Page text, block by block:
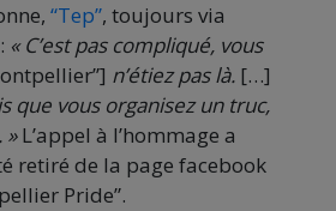
“Tep”, toujours via
« C’est pas compliqué, vous
n’étiez pas là. […]
que vous organisez un truc,
»L’appel à l’hommage a
retiré de la page facebook
Pride”.